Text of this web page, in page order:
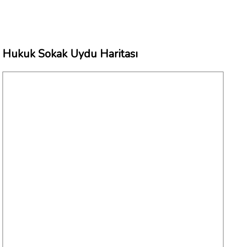
Hukuk Sokak Uydu Haritası